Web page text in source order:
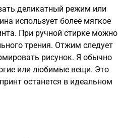
деликатный режим или
использует более мягкое
При ручной стирке можно
трения. Отжим следует
рисунок. Я обычно
или любимые вещи. Это
останется в идеальном